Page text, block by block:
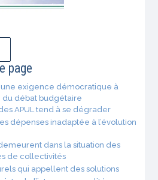
page
une exigence démocratique à
du débat budgétaire
APUL tend à se dégrader
dépenses inadaptée à l’évolution
dans la situation des
de collectivités
qui appellent des solutions